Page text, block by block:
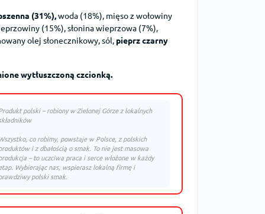
(31%),woda (18%), mięso z wołowiny
(15%), słonina wieprzowa (7%),
olej słonecznikowy, sól, pieprz czarny
wytłuszczoną czcionką.
polski – robiony w Zielonej Górze z lokalnych
co robimy, powstaje w Polsce, z polskich
i z dbałością o smak. To nie jest masowa
– to uczciwa praca i serce włożone w każdy
Wybierając nas, wspierasz lokalną firmę i
polski smak.